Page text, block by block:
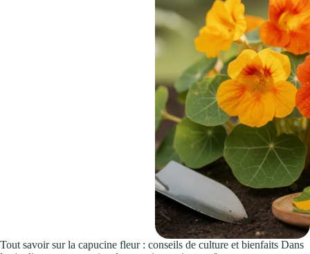
Tout savoir sur la capucine fleur : conseils de culture et bienfaits Dans